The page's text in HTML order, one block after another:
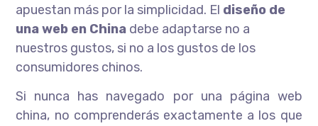
apuestan más por la simplicidad. El diseño de
una web en China debe adaptarse no a
nuestros gustos, si no a los gustos de los
consumidores chinos.
Si nunca has navegado por una página web
china, no comprenderás exactamente a los que